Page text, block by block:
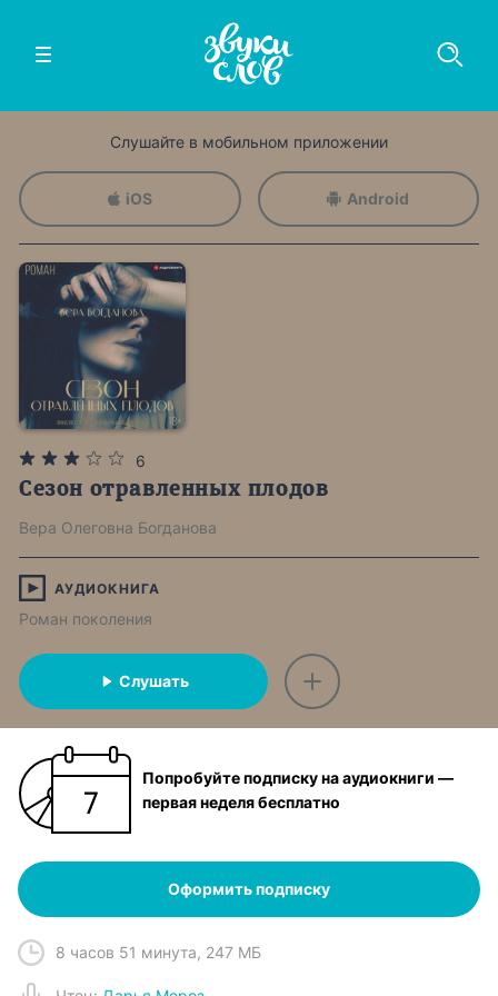
Слушайте в мобильном приложении
iOS Android
6
Сезон отравленных плодов
Вера Олеговна Богданова
АУДИОКНИГА
Роман поколения
Слушать
Попробуйте подписку на аудиокниги —
первая неделя бесплатно
Оформить подписку
8 часов 51 минута, 247 МБ